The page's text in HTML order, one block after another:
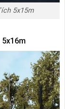
5x15m
5x16m